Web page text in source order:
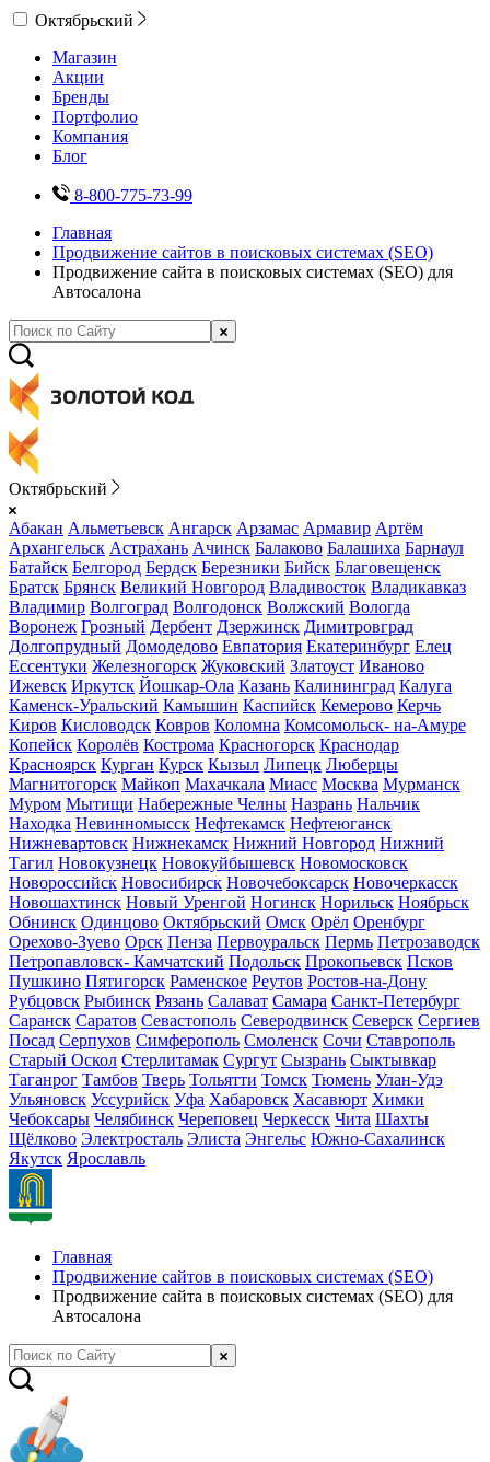
Октябрьский
Магазин
Акции
Бренды
Портфолио
Компания
Блог
8-800-775-73-99
Главная
Продвижение сайтов в поисковых системах (SEO)
Продвижение сайта в поисковых системах (SEO) для
Автосалона
Октябрьский
Абакан Альметьевск Ангарск Арзамас Армавир Артём
Архангельск Астрахань Ачинск Балаково Балашиха Барнаул
Батайск Белгород Бердск Березники Бийск Благовещенск
Братск Брянск Великий Новгород Владивосток Владикавказ
Владимир Волгоград Волгодонск Волжский Вологда
Воронеж Грозный Дербент Дзержинск Димитровград
Долгопрудный Домодедово Евпатория Екатеринбург Елец
Ессентуки Железногорск Жуковский Златоуст Иваново
Ижевск Иркутск Йошкар-Ола Казань Калининград Калуга
Каменск-Уральский Камышин Каспийск Кемерово Керчь
Киров Кисловодск Ковров Коломна Комсомольск- на-Амуре
Копейск Королёв Кострома Красногорск Краснодар
Красноярск Курган Курск Кызыл Липецк Люберцы
Магнитогорск Майкоп Махачкала Миасс Москва Мурманск
Муром Мытищи Набережные Челны Назрань Нальчик
Находка Невинномысск Нефтекамск Нефтеюганск
Нижневартовск Нижнекамск Нижний Новгород Нижний
Тагил Новокузнецк Новокуйбышевск Новомосковск
Новороссийск Новосибирск Новочебоксарск Новочеркасск
Новошахтинск Новый Уренгой Ногинск Норильск Ноябрьск
Обнинск Одинцово Октябрьский Омск Орёл Оренбург
Орехово-Зуево Орск Пенза Первоуральск Пермь Петрозаводск
Петропавловск- Камчатский Подольск Прокопьевск Псков
Пушкино Пятигорск Раменское Реутов Ростов-на-Дону
Рубцовск Рыбинск Рязань Салават Самара Санкт-Петербург
Саранск Саратов Севастополь Северодвинск Северск Сергиев
Посад Серпухов Симферополь Смоленск Сочи Ставрополь
Старый Оскол Стерлитамак Сургут Сызрань Сыктывкар
Таганрог Тамбов Тверь Тольятти Томск Тюмень Улан-Удэ
Ульяновск Уссурийск Уфа Хабаровск Хасавюрт Химки
Чебоксары Челябинск Череповец Черкесск Чита Шахты
Щёлково Электросталь Элиста Энгельс Южно-Сахалинск
Якутск Ярославль
Главная
Продвижение сайтов в поисковых системах (SEO)
Продвижение сайта в поисковых системах (SEO) для
Автосалона